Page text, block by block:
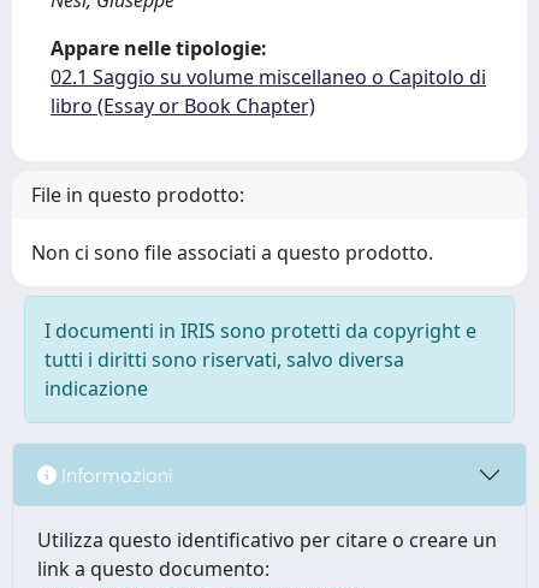
Appare nelle tipologie:
02.1 Saggio su volume miscellaneo o Capitolo di
libro (Essay or Book Chapter)
File in questo prodotto:
Non ci sono file associati a questo prodotto.
I documenti in IRIS sono protetti da copyright e
tutti i diritti sono riservati, salvo diversa
indicazione
Informazioni
Utilizza questo identificativo per citare o creare un
link a questo documento: